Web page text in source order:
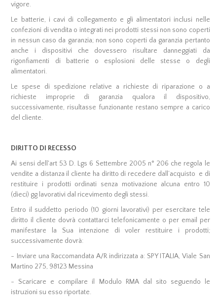
vigore.
Le batterie, i cavi di collegamento e gli alimentatori inclusi nelle
confezioni di vendita o integrati nei prodotti stessi non sono coperti
in nessun caso da garanzia; non sono coperti da garanzia pertanto
anche i dispositivi che dovessero risultare danneggiati da
rigonfiamenti di batterie o esplosioni delle stesse o degli
alimentatori.
Le spese di spedizione relative a richieste di riparazione o a
richieste improprie di garanzia qualora il dispositivo,
successivamente, risultasse funzionante restano sempre a carico
del cliente.
DIRITTO DI RECESSO
Ai sensi dell'art 53 D. Lgs 6 Settembre 2005 n° 206 che regola le
vendite a distanza il cliente ha diritto di recedere dall’acquisto e di
restituire i prodotti ordinati senza motivazione alcuna entro 10
(dieci) gg lavorativi dal ricevimento degli stessi.
Entro il suddetto periodo (10 giorni lavorativi) per esercitare tele
diritto il cliente dovrà contattarci telefonicamente o per email per
manifestare la Sua intenzione di voler restituire i prodotti;
successivamente dovrà:
- Inviare una Raccomandata A/R indirizzata a: SPY ITALIA, Viale San
Martino 275, 98123 Messina
- Scaricare e compilare il Modulo RMA dal sito seguendo le
istruzioni su esso riportate.